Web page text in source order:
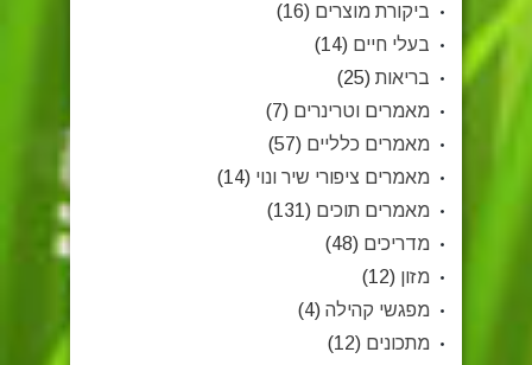
ביקורת מוצרים (16)
בעלי חיים (14)
בריאות (25)
מאמרים וטרינרים (7)
מאמרים כלליים (57)
מאמרים ציפורי שיר ונוי (14)
מאמרים תוכים (131)
מדריכים (48)
מזון (12)
מפגשי קהילה (4)
מתכונים (12)